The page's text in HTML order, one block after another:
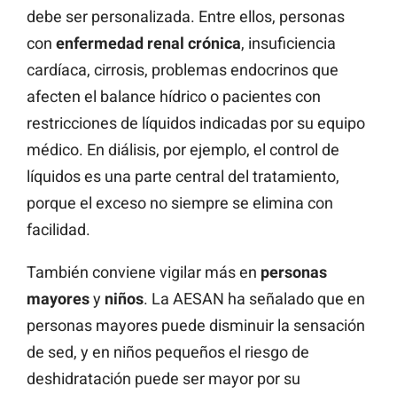
debe ser personalizada. Entre ellos, personas
con enfermedad renal crónica, insuficiencia
cardíaca, cirrosis, problemas endocrinos que
afecten el balance hídrico o pacientes con
restricciones de líquidos indicadas por su equipo
médico. En diálisis, por ejemplo, el control de
líquidos es una parte central del tratamiento,
porque el exceso no siempre se elimina con
facilidad.
También conviene vigilar más en personas
mayoresy niños. La AESAN ha señalado que en
personas mayores puede disminuir la sensación
de sed, y en niños pequeños el riesgo de
deshidratación puede ser mayor por su